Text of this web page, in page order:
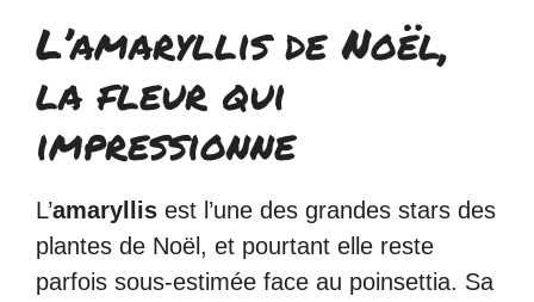
L’amaryllis de Noël,
la fleur qui
impressionne
L’amaryllis est l’une des grandes stars des
plantes de Noël, et pourtant elle reste
parfois sous-estimée face au poinsettia. Sa